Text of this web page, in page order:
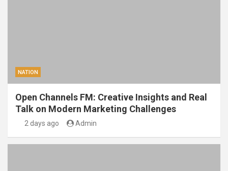
NATION
Open Channels FM: Creative Insights and Real
Talk on Modern Marketing Challenges
2 days ago Admin